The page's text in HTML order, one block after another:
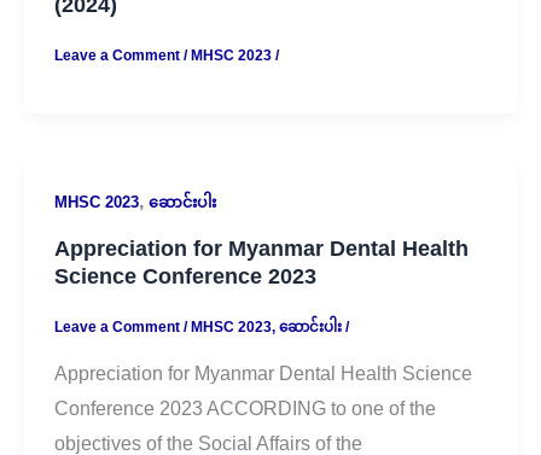
Leave a Comment / MHSC 2023/
MHSC 2023, ဆောင်းပါး
Appreciation for Myanmar Dental Health
Science Conference 2023
Leave a Comment / MHSC 2023, ဆောင်းပါး/
Appreciation for Myanmar Dental Health Science
Conference 2023 ACCORDING to one of the
objectives of the Social Affairs of the